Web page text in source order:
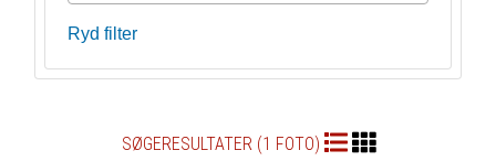
Ryd filter
SØGERESULTATER (1 FOTO)